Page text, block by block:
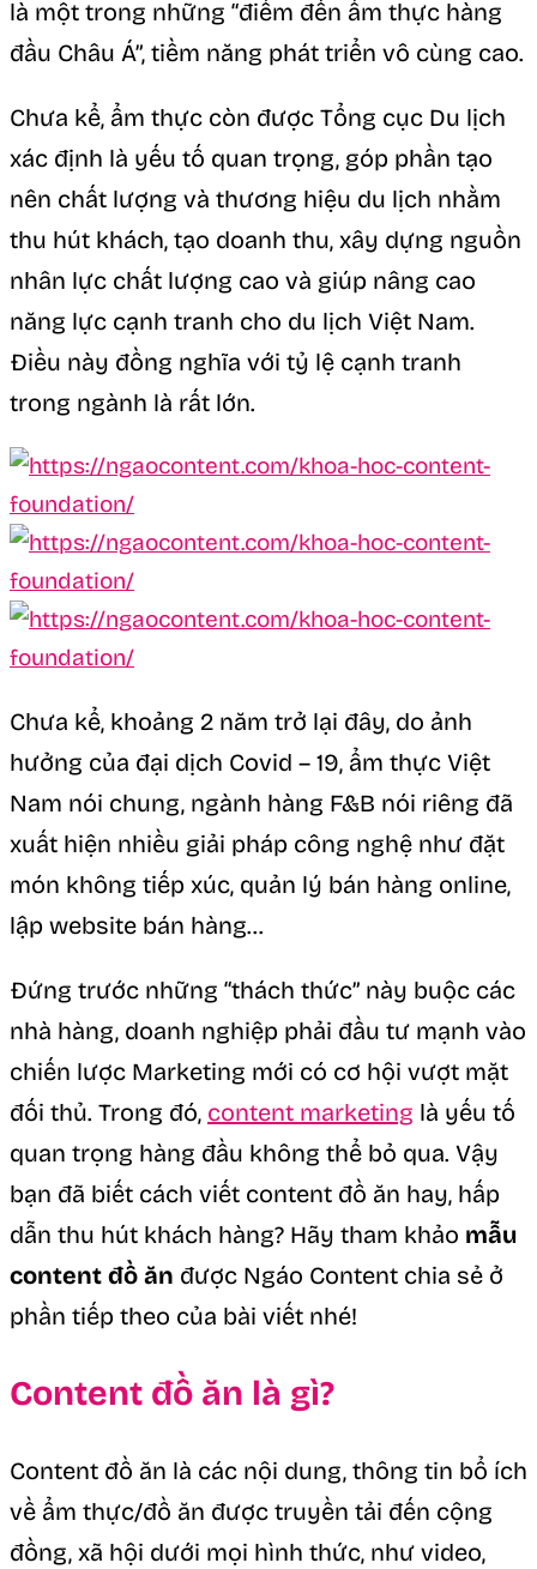
là một trong những “điểm đến ẩm thực hàng
đầu Châu Á”, tiềm năng phát triển vô cùng cao.
Chưa kể, ẩm thực còn được Tổng cục Du lịch
xác định là yếu tố quan trọng, góp phần tạo
nên chất lượng và thương hiệu du lịch nhằm
thu hút khách, tạo doanh thu, xây dựng nguồn
nhân lực chất lượng cao và giúp nâng cao
năng lực cạnh tranh cho du lịch Việt Nam.
Điều này đồng nghĩa với tỷ lệ cạnh tranh
trong ngành là rất lớn.
Chưa kể, khoảng 2 năm trở lại đây, do ảnh
hưởng của đại dịch Covid – 19, ẩm thực Việt
Nam nói chung, ngành hàng F&B nói riêng đã
xuất hiện nhiều giải pháp công nghệ như đặt
món không tiếp xúc, quản lý bán hàng online,
lập website bán hàng…
Đứng trước những “thách thức” này buộc các
nhà hàng, doanh nghiệp phải đầu tư mạnh vào
chiến lược Marketing mới có cơ hội vượt mặt
đối thủ. Trong đó, content marketing là yếu tố
quan trọng hàng đầu không thể bỏ qua. Vậy
bạn đã biết cách viết content đồ ăn hay, hấp
dẫn thu hút khách hàng? Hãy tham khảo mẫu
content đồ ăn được Ngáo Content chia sẻ ở
phần tiếp theo của bài viết nhé!
Content đồ ăn là gì?
Content đồ ăn là các nội dung, thông tin bổ ích
về ẩm thực/đồ ăn được truyền tải đến cộng
đồng, xã hội dưới mọi hình thức, như video,